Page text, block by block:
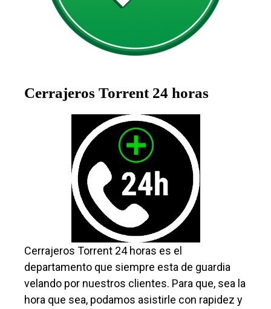
Cerrajeros Torrent 24 horas
Cerrajeros Torrent 24 horas es el
departamento que siempre esta de guardia
velando por nuestros clientes. Para que, sea la
hora que sea, podamos asistirle con rapidez y